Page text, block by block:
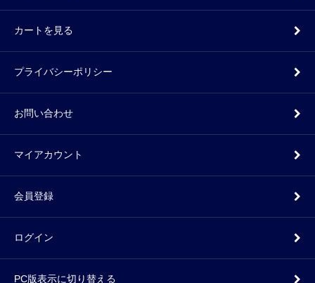
カートを見る
プライバシーポリシー
お問い合わせ
マイアカウント
会員登録
ログイン
PC版表示に切り替える